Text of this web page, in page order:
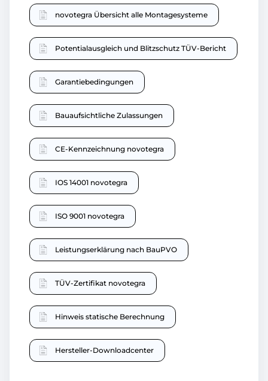
novotegra Übersicht alle Montagesysteme
Potentialausgleich und Blitzschutz TÜV-Bericht
Garantiebedingungen
Bauaufsichtliche Zulassungen
CE-Kennzeichnung novotegra
IOS 14001 novotegra
ISO 9001 novotegra
Leistungserklärung nach BauPVO
TÜV-Zertifikat novotegra
Hinweis statische Berechnung
Hersteller-Downloadcenter